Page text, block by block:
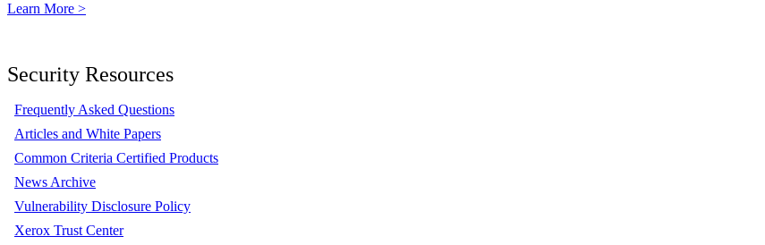
Learn More >
Security Resources
Frequently Asked Questions
Articles and White Papers
Common Criteria Certified Products
News Archive
Vulnerability Disclosure Policy
Xerox Trust Center